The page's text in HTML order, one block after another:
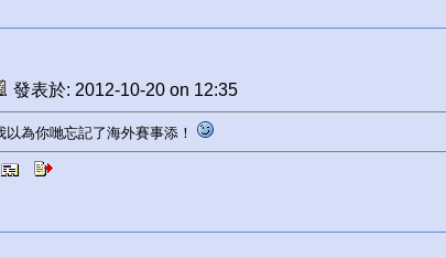
發表於: 2012-10-20 on 12:35
以為你哋忘記了海外賽事添！